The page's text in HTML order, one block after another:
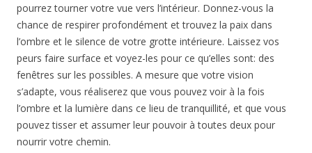
pourrez tourner votre vue vers l’intérieur. Donnez-vous la
chance de respirer profondément et trouvez la paix dans
l’ombre et le silence de votre grotte intérieure. Laissez vos
peurs faire surface et voyez-les pour ce qu’elles sont: des
fenêtres sur les possibles. A mesure que votre vision
s’adapte, vous réaliserez que vous pouvez voir à la fois
l’ombre et la lumière dans ce lieu de tranquillité, et que vous
pouvez tisser et assumer leur pouvoir à toutes deux pour
nourrir votre chemin.